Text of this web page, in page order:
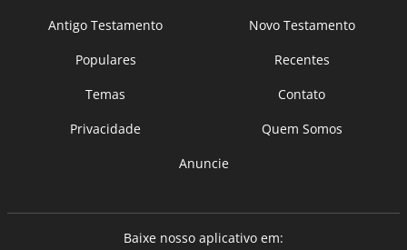
Antigo Testamento
Novo Testamento
Populares
Recentes
Temas
Contato
Privacidade
Quem Somos
Anuncie
Baixe nosso aplicativo em: